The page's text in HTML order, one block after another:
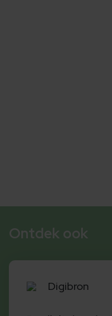
Ontdek ook
Digibron